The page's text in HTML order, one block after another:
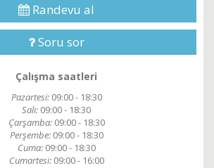
Randevu al
Soru sor
Çalışma saatleri
Pazartesi: 09:00 - 18:30
Salı: 09:00 - 18:30
Çarşamba: 09:00 - 18:30
Perşembe: 09:00 - 18:30
Cuma: 09:00 - 18:30
Cumartesi: 09:00 - 16:00